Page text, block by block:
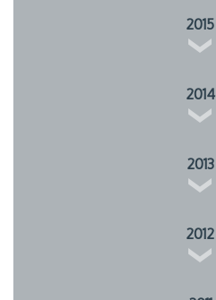
2015
2014
2013
2012